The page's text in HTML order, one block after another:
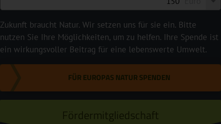
Zukunft braucht Natur. Wir setzen uns für sie ein. Bitte
nutzen Sie Ihre Möglichkeiten, um zu helfen. Ihre Spende ist
ein wirkungsvoller Beitrag für eine lebenswerte Umwelt.
FÜR EUROPAS NATUR SPENDEN
Fördermitgliedschaft